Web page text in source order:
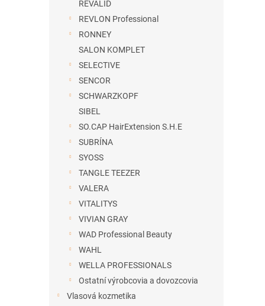
REVALID
REVLON Professional
RONNEY
SALON KOMPLET
SELECTIVE
SENCOR
SCHWARZKOPF
SIBEL
SO.CAP HairExtension S.H.E
SUBRÍNA
SYOSS
TANGLE TEEZER
VALERA
VITALITYS
VIVIAN GRAY
WAD Professional Beauty
WAHL
WELLA PROFESSIONALS
Ostatní výrobcovia a dovozcovia
Vlasová kozmetika